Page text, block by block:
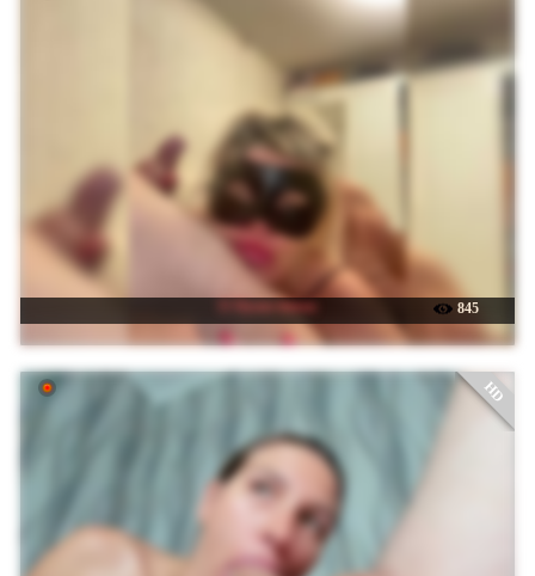
☉ Oyster-lemon 845
HD